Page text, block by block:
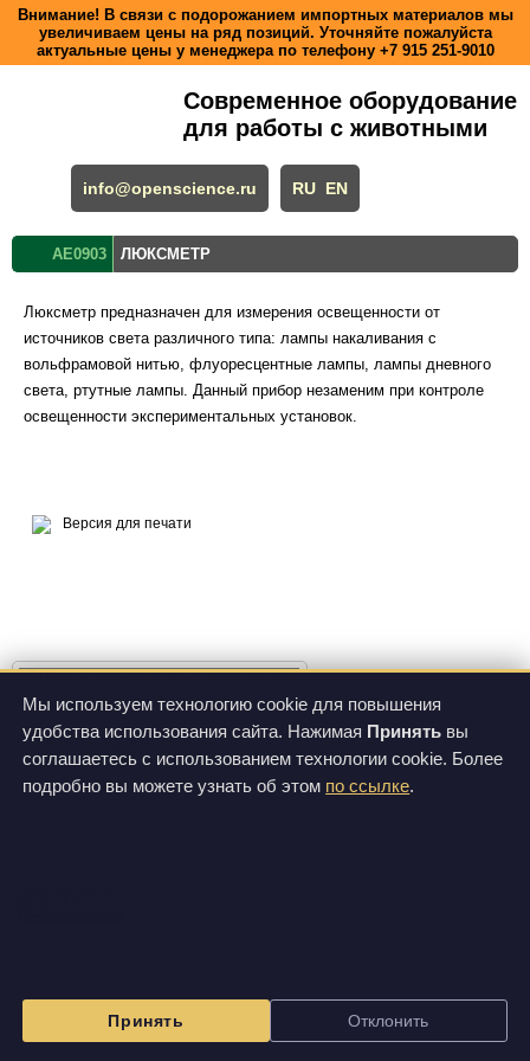
Мы используем технологию cookie для повышения
удобства использования сайта. Нажимая Принять вы
соглашаетесь с использованием технологии cookie. Более
подробно вы можете узнать об этом по ссылке.
Принять Отклонить
Внимание! В связи с подорожанием импортных материалов мы
увеличиваем цены на ряд позиций. Уточняйте пожалуйста
актуальные цены у менеджера по телефону +7 915 251-9010
Современное оборудование
для работы с животными
info@openscience.ru RU EN
AE0903 ЛЮКСМЕТР
Люксметр предназначен для измерения освещенности от
источников света различного типа: лампы накаливания с
вольфрамовой нитью, флуоресцентные лампы, лампы дневного
света, ртутные лампы. Данный прибор незаменим при контроле
освещенности экспериментальных установок.
Версия для печати
фото 1
О продукте
Цены
Спецификации